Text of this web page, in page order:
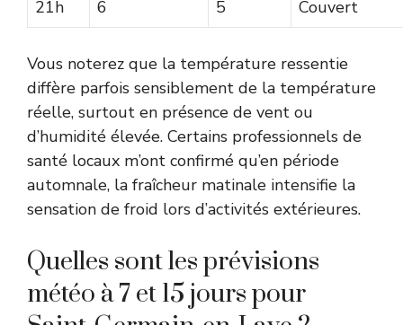
21h 6 5 Couvert
Vous noterez que la température ressentie
diffère parfois sensiblement de la température
réelle, surtout en présence de vent ou
d’humidité élevée. Certains professionnels de
santé locaux m’ont confirmé qu’en période
automnale, la fraîcheur matinale intensifie la
sensation de froid lors d’activités extérieures.
Quelles sont les prévisions
météo à 7 et 15 jours pour